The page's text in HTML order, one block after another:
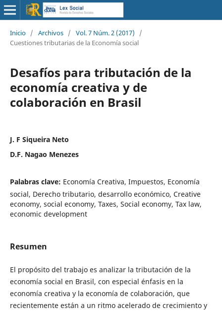
Inicio / Archivos / Vol. 7 Núm. 2 (2017)
/
Cuestiones tributarias de la Economía social
Desafíos para tributación de la
economía creativa y de
colaboración en Brasil
J. F Siqueira Neto
D.F. Nagao Menezes
Palabras clave: Economía Creativa, Impuestos, Economía
social, Derecho tributario, desarrollo económico, Creative
economy, social economy, Taxes, Social economy, Tax law,
economic development
Resumen
El propósito del trabajo es analizar la tributación de la
economía social en Brasil, con especial énfasis en la
economía creativa y la economía de colaboración, que
recientemente están a un ritmo acelerado de crecimiento y